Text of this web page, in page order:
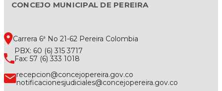
CONCEJO MUNICIPAL DE PEREIRA
Carrera 6ª No 21-62 Pereira Colombia
PBX: 60 (6) 315 3717
Fax: 57 (6) 333 1018
recepcion@concejopereira.gov.co
notificacionesjudiciales@concejopereira.gov.co